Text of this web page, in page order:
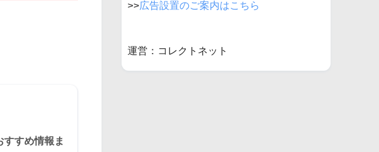
すすめ情報ま
>>広告設置のご案内はこちら
運営：コレクトネット